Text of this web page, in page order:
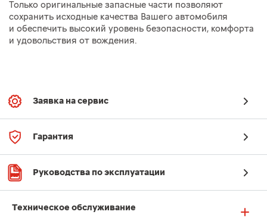
Только оригинальные запасные части позволяют
сохранить исходные качества Вашего автомобиля
и обеспечить высокий уровень безопасности, комфорта
и удовольствия от вождения.
Заявка на сервис
Гарантия
Руководства по эксплуатации
Техническое обслуживание